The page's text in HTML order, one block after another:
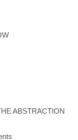
ABSTRACTION